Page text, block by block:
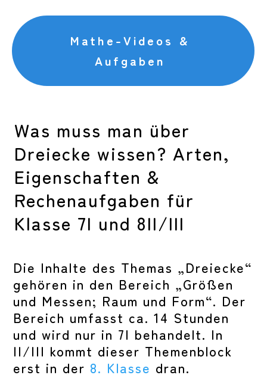
Mathe-Videos &
Aufgaben
Was muss man über
Dreiecke wissen? Arten,
Eigenschaften &
Rechenaufgaben für
Klasse 7I und 8II/III
Die Inhalte des Themas „Dreiecke“
gehören in den Bereich „Größen
und Messen; Raum und Form“. Der
Bereich umfasst ca. 14 Stunden
und wird nur in 7I behandelt. In
II/III kommt dieser Themenblock
erst in der 8. Klasse dran.